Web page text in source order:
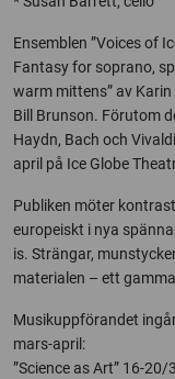
Ensemblen ”Voices of
Fantasy for soprano,
warm mittens” av Karin
Bill Brunson. Förutom
Haydn, Bach och
april på Ice Globe
Publiken möter
europeiskt i nya
is. Strängar,
materialen – ett
Musikuppförandet
mars-april:
”Science as Art” 16-